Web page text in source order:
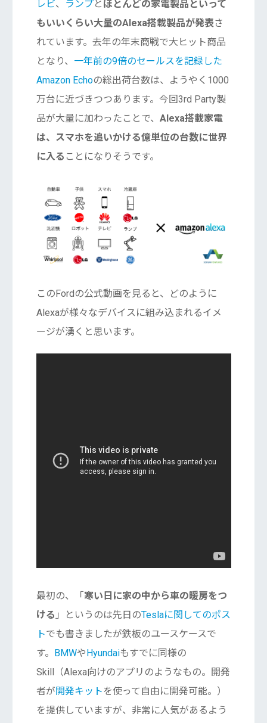
レビ、 ランプと ほとんどの家電製品といって
もいいくらい大量のAlexa搭載製品が発表さ
れています。去年の年末商戦で大ヒット商品
となり、 一年前の9倍のセールスを記録した
Amazon Echoの総出荷台数は、ようやく1000
万台に近づきつつあります。今回3rd Party製
品が大量に加わったことで、 Alexa搭載家電
は、スマホを追いかける億単位の台数に世界
に入る ことになりそうです。
このFordの公式動画を見ると、どのように
Alexaが様々なデバイスに組み込まれるイメ
ージが湧くと思います。
最初の、「寒い日に家の中から車の暖房をつ
ける 」というのは先日のTeslaに関してのポス
トでも書きましたが鉄板のユースケースで
す。 BMWやHyundaiもすでに同様の
Skill（Alexa向けのアプリのようなもの。開発
者が開発キット を使って自由に開発可能。）
を提供していますが、非常に人気があるよう